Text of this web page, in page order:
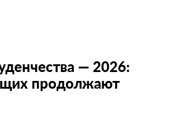
— 2026:
продолжают